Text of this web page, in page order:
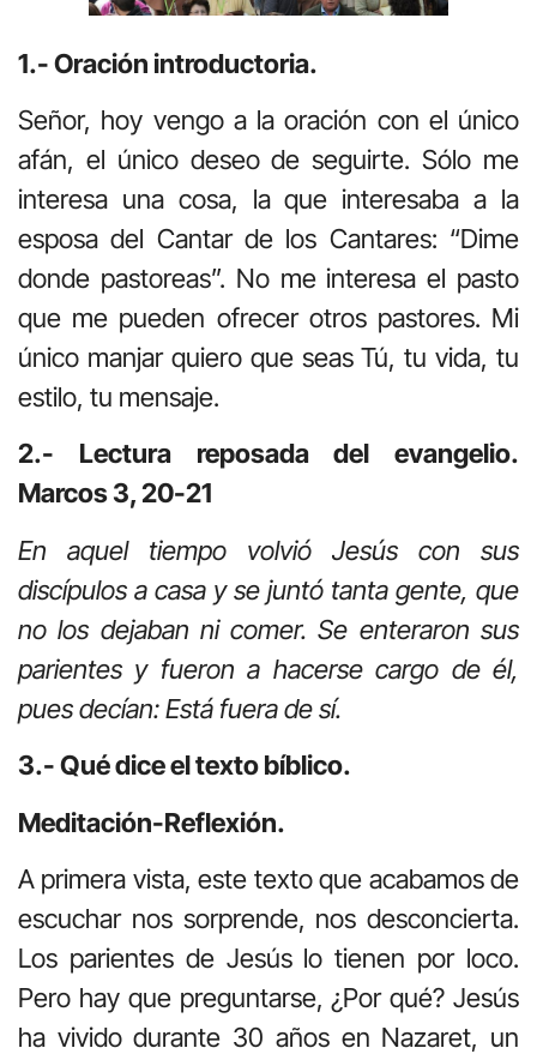
1.- Oración introductoria.
Señor, hoy vengo a la oración con el único
afán, el único deseo de seguirte. Sólo me
interesa una cosa, la que interesaba a la
esposa del Cantar de los Cantares: “Dime
donde pastoreas”. No me interesa el pasto
que me pueden ofrecer otros pastores. Mi
único manjar quiero que seas Tú, tu vida, tu
estilo, tu mensaje.
2.- Lectura reposada del evangelio.
Marcos 3, 20-21
En aquel tiempo volvió Jesús con sus
discípulos a casa y se juntó tanta gente, que
no los dejaban ni comer. Se enteraron sus
parientes y fueron a hacerse cargo de él,
pues decían: Está fuera de sí.
3.- Qué dice el texto bíblico.
Meditación-Reflexión.
A primera vista, este texto que acabamos de
escuchar nos sorprende, nos desconcierta.
Los parientes de Jesús lo tienen por loco.
Pero hay que preguntarse, ¿Por qué? Jesús
ha vivido durante 30 años en Nazaret, un